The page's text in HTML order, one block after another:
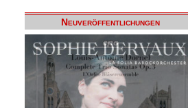
Neuveröffentlichungen